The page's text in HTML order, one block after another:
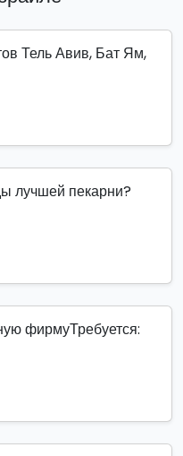
Тель Авив, Бат Ям,
лучшей пекарни?
фирмуТребуется: